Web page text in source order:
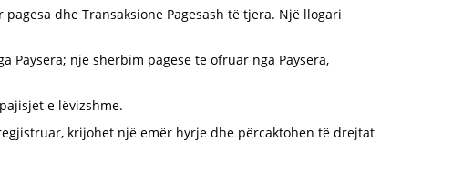
dhe Transaksione Pagesash të tjera. Një llogari
një shërbim pagese të ofruar nga Paysera,
e lëvizshme.
krijohet një emër hyrje dhe përcaktohen të drejtat